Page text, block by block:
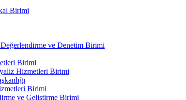
Birimi
ve Denetim Birimi
Birimi
Hizmetleri Birimi
Birimi
ve Geliştirme Birimi